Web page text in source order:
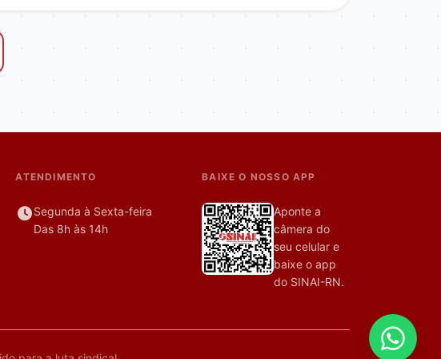
ATENDIMENTO
Segunda à Sexta-feira
Das 8h às 14h
BAIXE O NOSSO APP
Aponte a
câmera do
seu celular e
baixe o app
do SINAI-RN.